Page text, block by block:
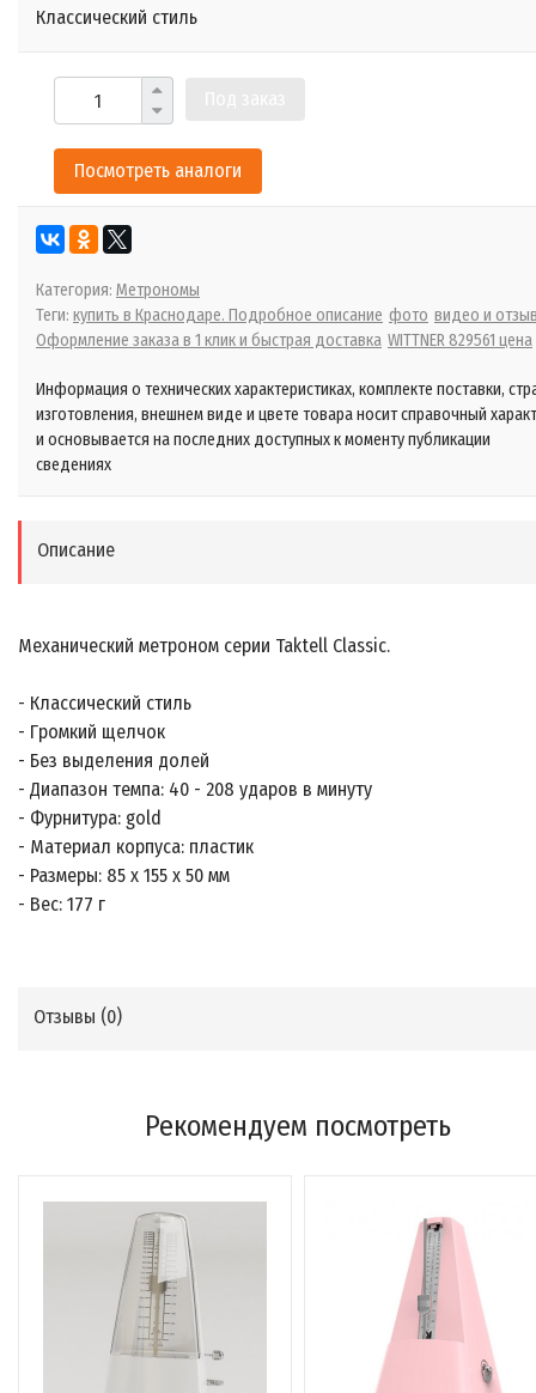
Классический стиль
Посмотреть аналоги
Категория: Метрономы
Теги: купить в Краснодаре. Подробное описание фото видео и
Оформление заказа в 1 клик и быстрая доставка WITTNER 829561 цена
Информация о технических характеристиках, комплекте поставки,
изготовления, внешнем виде и цвете товара носит справочный
и основывается на последних доступных к моменту публикации
сведениях
Описание
Механический метроном серии Taktell Classic.
- Классический стиль
- Громкий щелчок
- Без выделения долей
- Диапазон темпа: 40 - 208 ударов в минуту
- Фурнитура: gold
- Материал корпуса: пластик
- Размеры: 85 х 155 х 50 мм
- Вес: 177 г
Отзывы (0)
Рекомендуем посмотреть